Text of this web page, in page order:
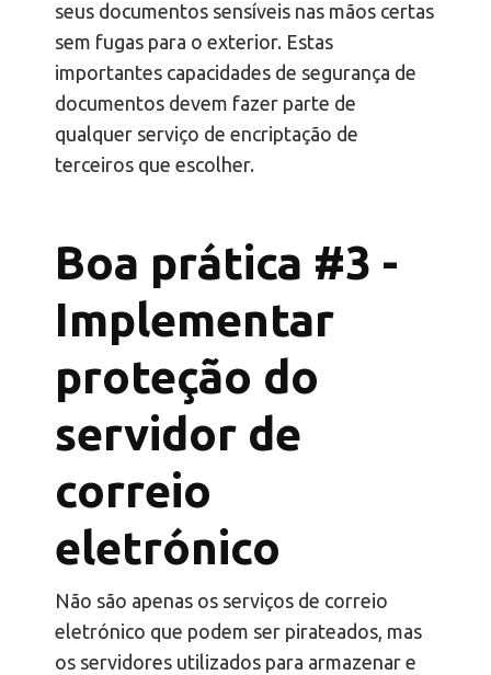
seus documentos sensíveis nas mãos certas
sem fugas para o exterior. Estas
importantes capacidades de segurança de
documentos devem fazer parte de
qualquer serviço de encriptação de
terceiros que escolher.
Boa prática #3 -
Implementar
proteção do
servidor de
correio
eletrónico
Não são apenas os serviços de correio
eletrónico que podem ser pirateados, mas
os servidores utilizados para armazenar e